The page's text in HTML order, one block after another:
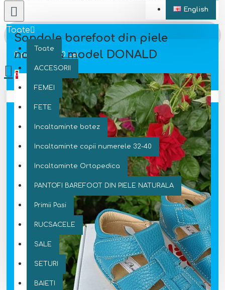
English
Toate
Toate
ACCESORII
FEMEI
FETE
Incaltaminte botez
Incaltaminte copii numerele 32-40
Incaltaminte Ortopedica
PANTOFI BAREFOOT DIN PIELE NATURALA
Primii Pasi
RUCSACELE
SALE
SETURI
BAIETI
0 produs(e) - 0 Lei
0
Coșul este gol!
Sandale barefoot din piele
naturala model DONALD